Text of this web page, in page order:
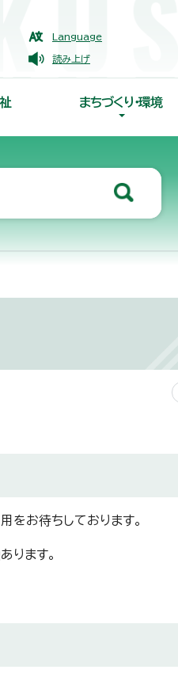
Language
読み上げ
まちづくり・環境
お待ちしております。
ります。